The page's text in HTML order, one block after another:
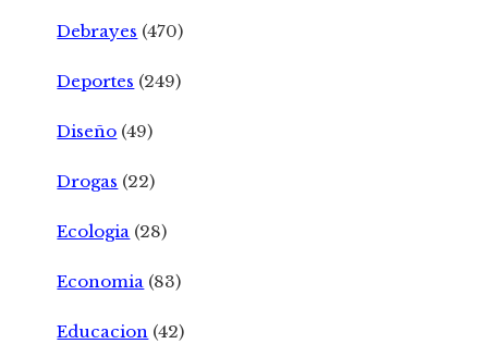
Debrayes (470)
Deportes (249)
Diseño (49)
Drogas (22)
Ecologia (28)
Economia (83)
Educacion (42)